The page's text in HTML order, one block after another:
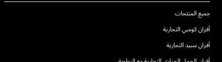
جميع المنتجات
أفران كومبي التجارية
أفران سبيد التجارية